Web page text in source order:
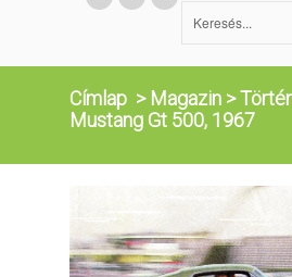
Címlap > Magazin >
Mustang Gt 500, 1967